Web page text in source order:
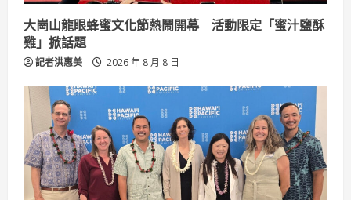
大崗山龍眼蜂蜜文化節熱鬧開幕 活動限定「蜜汁鹽酥
雞」掀話題
記者洪惠美 2026 年 8 月 8 日